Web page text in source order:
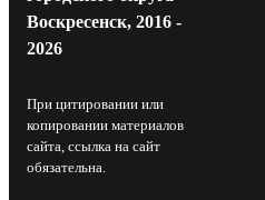
Воскресенск, 2016 -
2026
При цитировании или
копировании материалов
сайта, ссылка на сайт
обязательна.